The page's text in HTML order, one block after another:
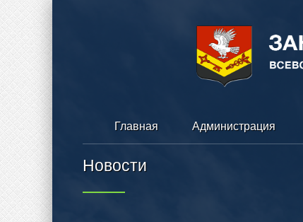
Главная Администрация
Новости